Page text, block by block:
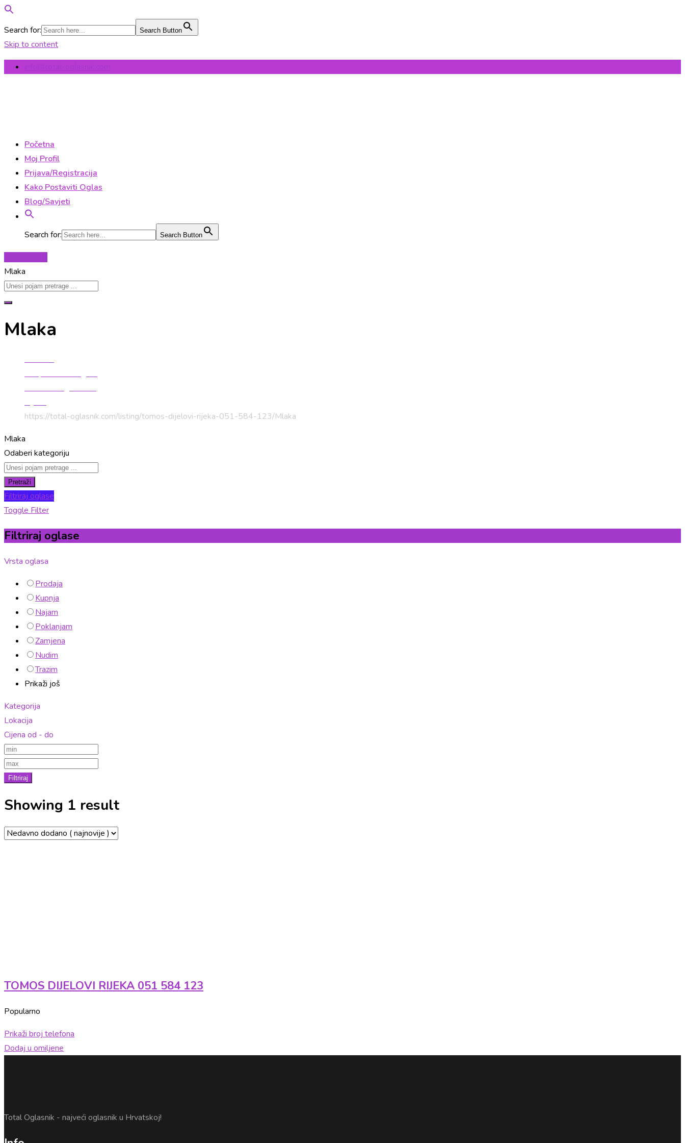
Search for: Search Button
Skip to content
Početna
Moj Profil
Prijava/Registracija
Kako Postaviti Oglas
Blog/Savjeti
Search for: Search Button
Mlaka
Mlaka
https://total-oglasnik.com/listing/tomos-dijelovi-rijeka-051-584-123/Mlaka
Mlaka
Odaberi kategoriju
Pretraži
Filtriraj oglase
Toggle Filter
Filtriraj oglase
Vrsta oglasa
Prodaja
Kupnja
Najam
Poklanjam
Zamjena
Nudim
Trazim
Prikaži još
Kategorija
Lokacija
Cijena od - do
Filtriraj
Showing 1 result
TOMOS DIJELOVI RIJEKA 051 584 123
Popularno
Prikaži broj telefona
Dodaj u omiljene
Total Oglasnik - najveći oglasnik u Hrvatskoj!